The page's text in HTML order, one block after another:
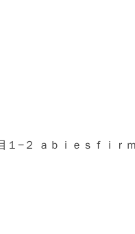
−２ ａｂｉｅｓｆｉｒ